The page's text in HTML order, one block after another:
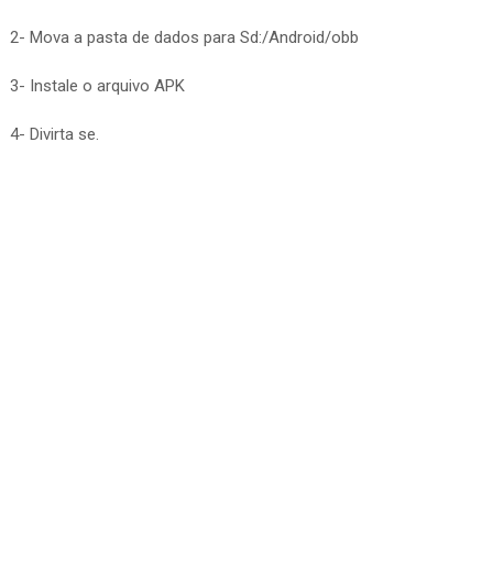
2- Mova a pasta de dados para Sd:/Android/obb
3- Instale o arquivo APK
4- Divirta se.